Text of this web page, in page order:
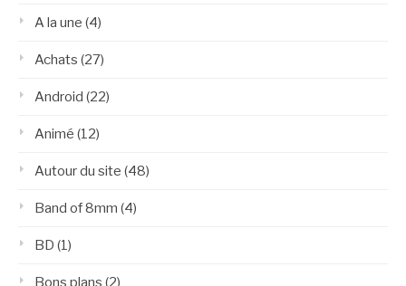
A la une (4)
Achats (27)
Android (22)
Animé (12)
Autour du site (48)
Band of 8mm (4)
BD (1)
Bons plans (2)